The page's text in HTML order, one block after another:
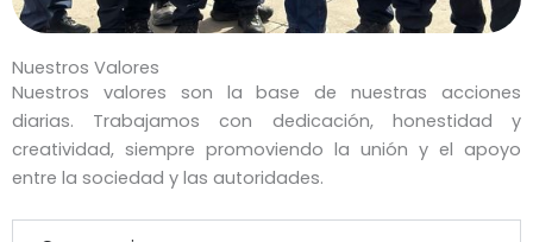
Nuestros Valores
Nuestros valores son la base de nuestras acciones
diarias. Trabajamos con dedicación, honestidad y
creatividad, siempre promoviendo la unión y el apoyo
entre la sociedad y las autoridades.